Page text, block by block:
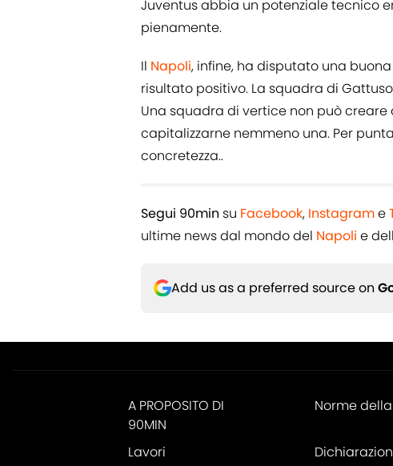
Juventus abbia un potenziale tecnico
pienamente.
Il Napoli, infine, ha disputato una
risultato positivo. La squadra di
Una squadra di vertice non può
capitalizzarne nemmeno una. Per
concretezza..
Segui 90min su Facebook, Instagrame
ultime news dal mondo del Napoli e
Add us as a preferred source on
A PROPOSITO DI
90MIN
Norme
Lavori